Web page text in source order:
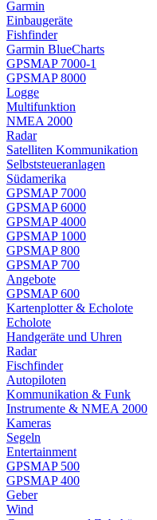
Garmin
Einbaugeräte
Fishfinder
Garmin BlueCharts
GPSMAP 7000-1
GPSMAP 8000
Logge
Multifunktion
NMEA 2000
Radar
Satelliten Kommunikation
Selbststeueranlagen
Südamerika
GPSMAP 7000
GPSMAP 6000
GPSMAP 4000
GPSMAP 1000
GPSMAP 800
GPSMAP 700
Angebote
GPSMAP 600
Kartenplotter & Echolote
Echolote
Handgeräte und Uhren
Radar
Fischfinder
Autopiloten
Kommunikation & Funk
Instrumente & NMEA 2000
Kameras
Segeln
Entertainment
GPSMAP 500
GPSMAP 400
Geber
Wind